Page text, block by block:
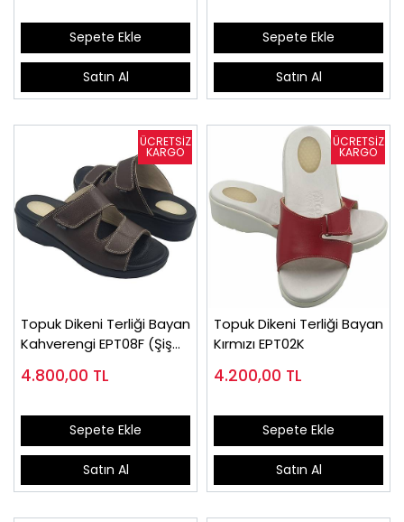
Sepete Ekle
Satın Al
Sepete Ekle
Satın Al
Topuk Dikeni Terliği Bayan
Kahverengi EPT08F (Şiş
4.800,00 TL
Sepete Ekle
Satın Al
Topuk Dikeni Terliği Bayan
Kırmızı EPT02K
4.200,00 TL
Sepete Ekle
Satın Al